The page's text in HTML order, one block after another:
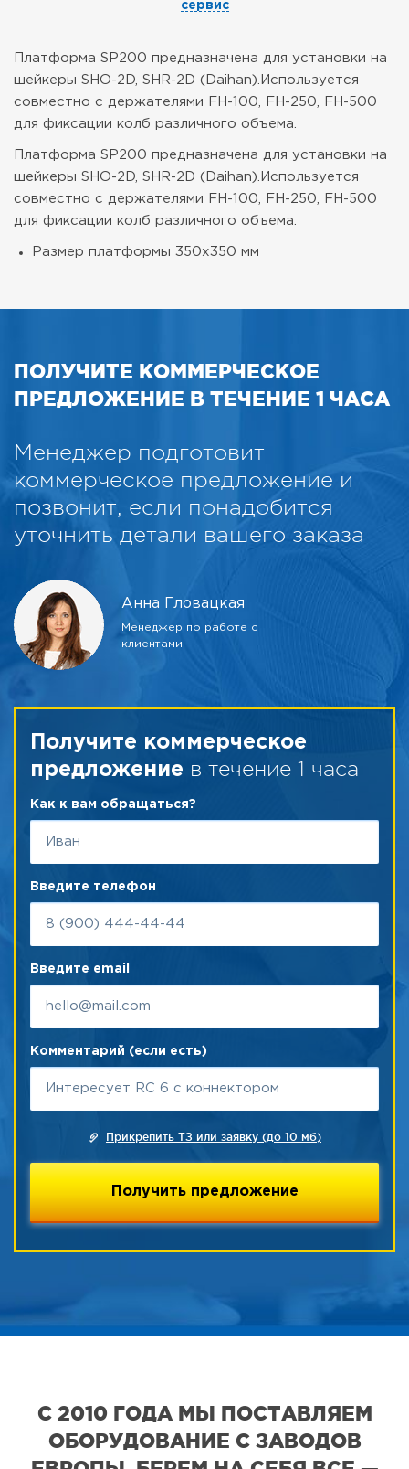
сервис
Платформа SP200 предназначена для установки на
шейкеры SHO-2D, SHR-2D (Daihan). Используется
совместно с держателями FH-100, FH-250, FH-500
для фиксации колб различного объема.
Платформа SP200 предназначена для установки на
шейкеры SHO-2D, SHR-2D (Daihan). Используется
совместно с держателями FH-100, FH-250, FH-500
для фиксации колб различного объема.
Размер платформы 350х350 мм
ПОЛУЧИТЕ КОММЕРЧЕСКОЕ
ПРЕДЛОЖЕНИЕ В ТЕЧЕНИЕ 1 ЧАСА
Менеджер подготовит
коммерческое предложение и
позвонит, если понадобится
уточнить детали вашего заказа
Анна Гловацкая
Менеджер по работе с
клиентами
Получите коммерческое
предложение в течение 1 часа
Как к вам обращаться?
Введите телефон
Введите email
Комментарий (если есть)
Прикрепить ТЗ или заявку (до 10 мб)
С 2010 ГОДА МЫ ПОСТАВЛЯЕМ
ОБОРУДОВАНИЕ С ЗАВОДОВ